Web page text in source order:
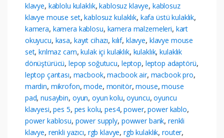
klavye, kablolu kulaklık,kablosuz klavye, kablosuz
klavye mouse set,kablosuz kulaklık, kafa üstü kulaklık,
kamera, kamera kablosu, kamera malzemeleri, kart
okuyucu, kasa, kayıt cihazı, kılıf, klavye, klavye mouse
set,krılmaz cam,kulak içi kulaklık, kulaklık,kulaklık
dönüştürücü,lepop soğutucu, leptop, leptop adaptörü,
leptop çantası, macbook,macbook air, macbook pro,
mardin, mikrofon,mode, monitör,mouse,mouse
pad,nusaybin, oyun, oyun kolu,oyuncu,oyuncu
klavyesi,pes 5, pes kolu,pes4,power,power kablo,
power kablosu, power supply, powwer bank,renkli
klavye, renkli yazıcı, rgb klavye, rgb kulaklık,router,